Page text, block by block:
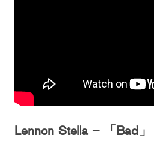
Lennon Stella – 「Bad」